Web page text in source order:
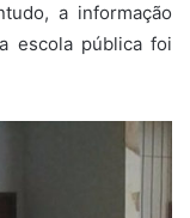
a informação
escola pública foi